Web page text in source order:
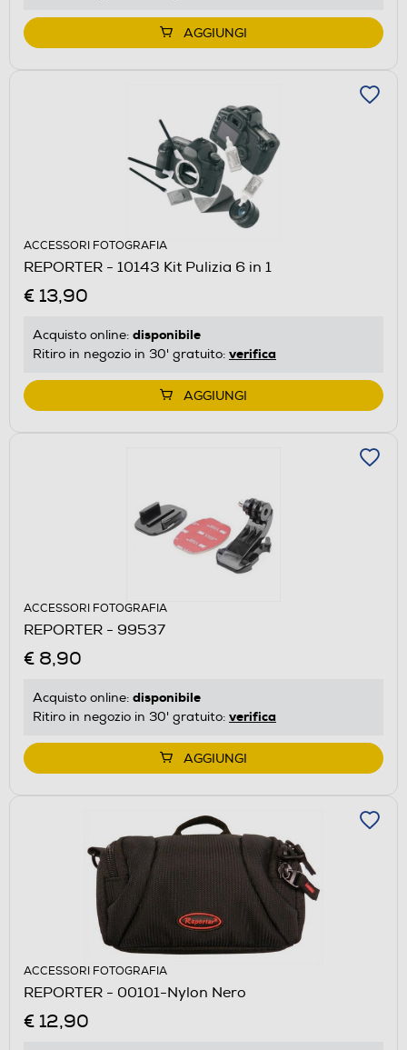
AGGIUNGI
ACCESSORI FOTOGRAFIA
REPORTER - 10143 Kit Pulizia 6 in 1
€ 13,90
Acquisto online: disponibile
Ritiro in negozio in 30' gratuito: verifica
AGGIUNGI
ACCESSORI FOTOGRAFIA
REPORTER - 99537
€ 8,90
Acquisto online: disponibile
Ritiro in negozio in 30' gratuito: verifica
AGGIUNGI
ACCESSORI FOTOGRAFIA
REPORTER - 00101-Nylon Nero
€ 12,90